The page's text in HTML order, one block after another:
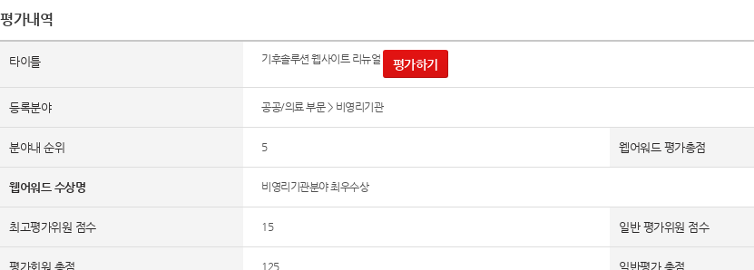
평가내역
타이틀 기후솔루션 웹사이트 리뉴얼 평가하기
등록분야 공공/의료 부문 > 비영리기관
분야내 순위 5 웹어워드 평가총점
웹어워드 수상명 비영리기관분야 최우수상
최고평가위원 점수 15 일반 평가위원 점수
평가회원 총점 125 일반평가 총점